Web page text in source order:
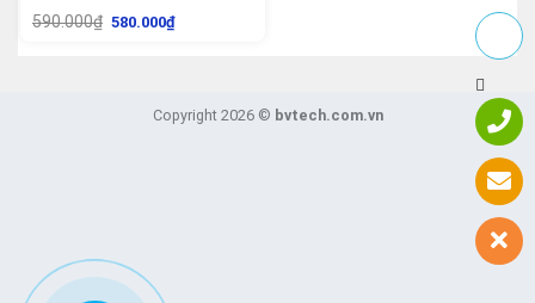
590.000₫ 580.000₫
Copyright 2026 © bvtech.com.vn